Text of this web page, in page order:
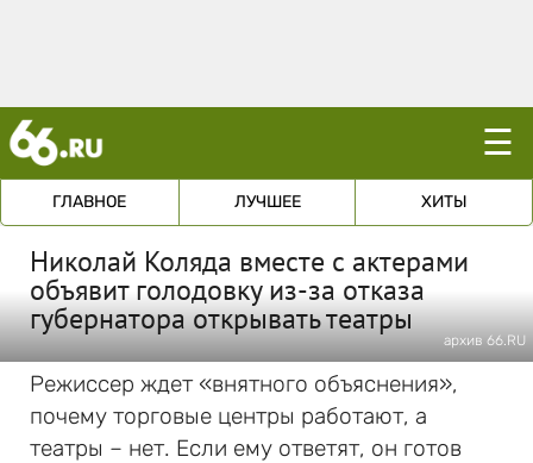
☰
ГЛАВНОЕ ЛУЧШЕЕ ХИТЫ
Николай Коляда вместе с актерами
объявит голодовку из-за отказа
губернатора открывать театры
архив 66.RU
Режиссер ждет «внятного объяснения»,
почему торговые центры работают, а
театры – нет. Если ему ответят, он готов